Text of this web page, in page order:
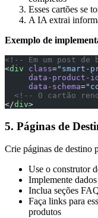
Esses cartões se
A IA extrai
Exemplo de
<!-- Em um post de
<div class="smart-
     data-product-id
     data-schema
=
<!-- O cartão
</div>
5. Páginas de
Crie páginas de destino
Use o construtor
Implemente
Inclua seções
Faça links para
produtos